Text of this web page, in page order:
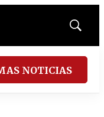
Mostrar
NOTICIAS